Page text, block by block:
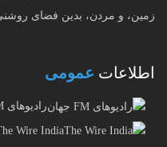
زمین، و مردن، بدین فضای روشنی
اطلاعات عمومی
رادیوهای FM جهان
Wire India